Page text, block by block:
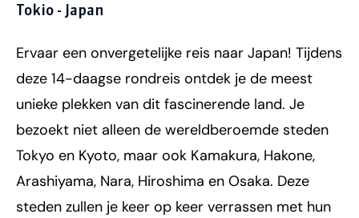
Tokio - Japan
Ervaar een onvergetelijke reis naar Japan! Tijdens
deze 14-daagse rondreis ontdek je de meest
unieke plekken van dit fascinerende land. Je
bezoekt niet alleen de wereldberoemde steden
Tokyo en Kyoto, maar ook Kamakura, Hakone,
Arashiyama, Nara, Hiroshima en Osaka. Deze
steden zullen je keer op keer verrassen met hun